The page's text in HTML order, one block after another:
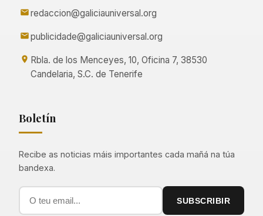
redaccion@galiciauniversal.org
publicidade@galiciauniversal.org
Rbla. de los Menceyes, 10, Oficina 7, 38530
Candelaria, S.C. de Tenerife
Boletín
Recibe as noticias máis importantes cada mañá na túa
bandexa.
SUBSCRIBIR